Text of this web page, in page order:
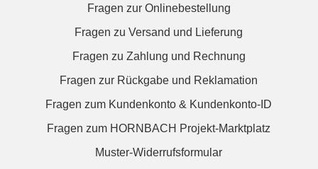
Fragen zur Onlinebestellung
Fragen zu Versand und Lieferung
Fragen zu Zahlung und Rechnung
Fragen zur Rückgabe und Reklamation
Fragen zum Kundenkonto & Kundenkonto-ID
Fragen zum HORNBACH Projekt-Marktplatz
Muster-Widerrufsformular